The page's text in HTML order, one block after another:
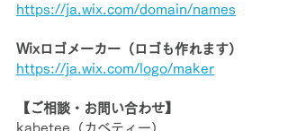
https://ja.wix.com/domain/names
Wixロゴメーカー（ロゴも作れます）
https://ja.wix.com/logo/maker
【ご相談・お問い合わせ】
kabetee（カベティー）